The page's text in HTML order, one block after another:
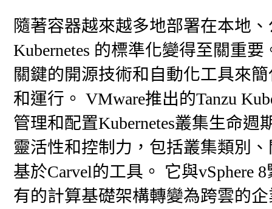
隨著容器越來越多地部署在本地
Kubernetes 的標準化變得至關重要
關鍵的開源技術和自動化工具來
和運行。 VMware推出的Tanzu
管理和配置Kubernetes叢集生命
靈活性和控制力，包括叢集類別
基於Carvel的工具。 它與vSphere
有的計算基礎架構轉變為跨雲的企